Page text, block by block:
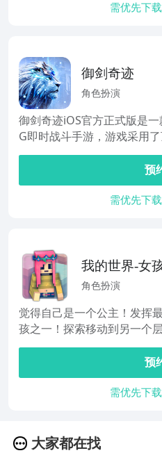
需优先下
御剑奇迹
角色扮演
御剑奇迹iOS官方正式版是
G即时战斗手游，游戏采用
预
需优先下
我的世界-女
角色扮演
觉得自己是一个公主！发挥
孩之一！探索移动到另一个
预
需优先下
大家都在找